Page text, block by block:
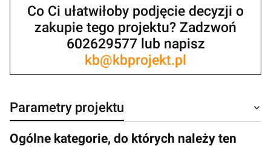
Co Ci ułatwiłoby podjęcie decyzji o
zakupie tego projektu? Zadzwoń
602629577 lub napisz
kb@kbprojekt.pl
Parametry projektu
Ogólne kategorie, do których należy ten